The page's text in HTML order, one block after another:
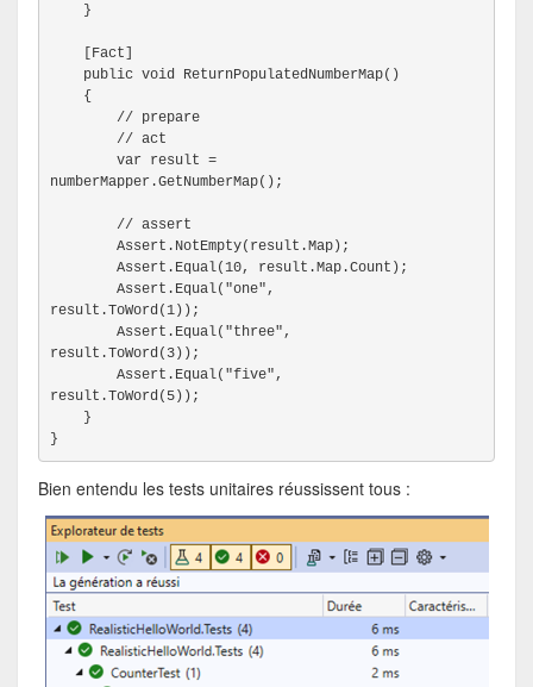
}
[Fact]
public void ReturnPopulatedNumberMap()
{
// prepare
// act
var result =
numberMapper.GetNumberMap();
// assert
Assert.NotEmpty(result.Map);
Assert.Equal(10, result.Map.Count);
Assert.Equal("one",
result.ToWord(1));
Assert.Equal("three",
result.ToWord(3));
Assert.Equal("five",
result.ToWord(5));
}
}
Bien entendu les tests unitaires réussissent tous :